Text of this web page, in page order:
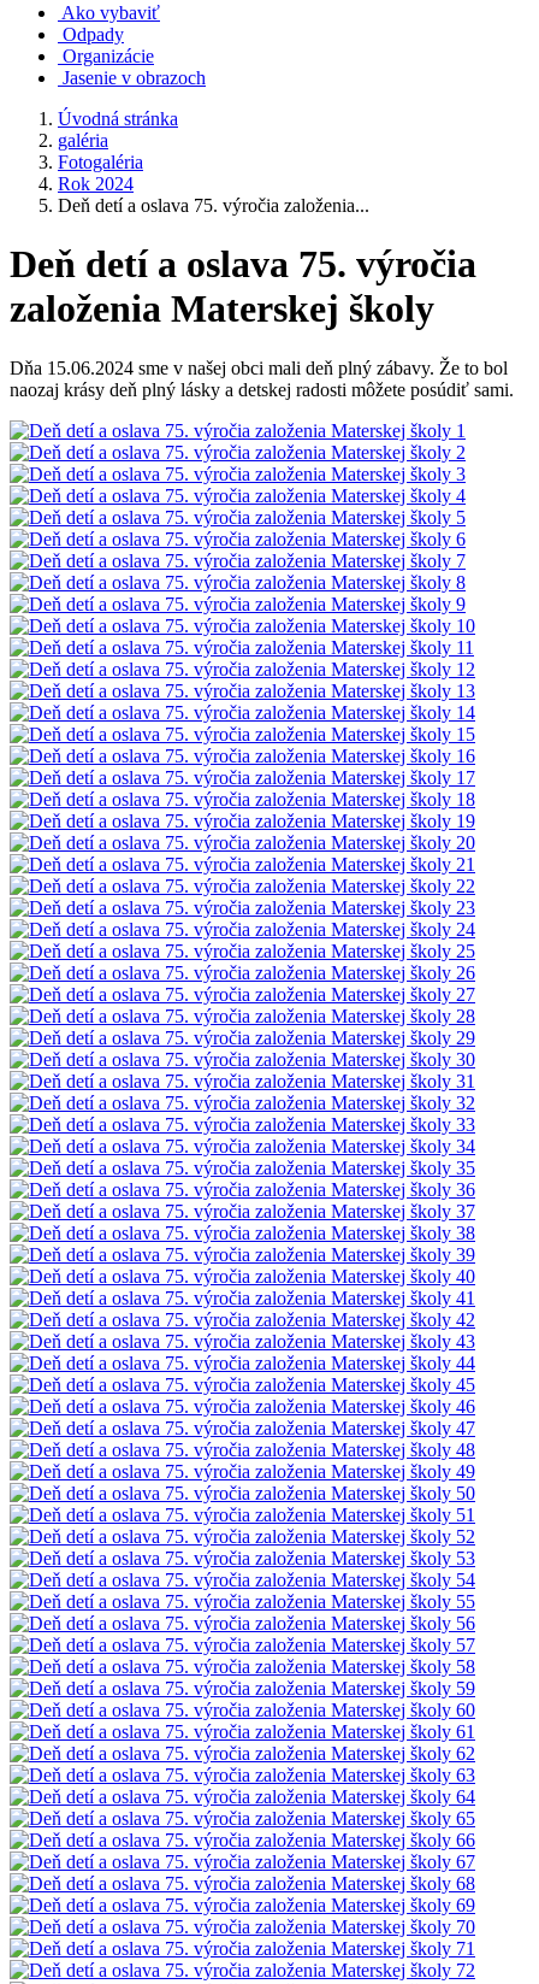
Ako vybaviť
Odpady
Organizácie
Jasenie v obrazoch
Úvodná stránka
galéria
Fotogaléria
Rok 2024
Deň detí a oslava 75. výročia založenia...
Deň detí a oslava 75. výročia
založenia Materskej školy
Dňa 15.06.2024 sme v našej obci mali deň plný zábavy. Že to bol
naozaj krásy deň plný lásky a detskej radosti môžete posúdiť sami.